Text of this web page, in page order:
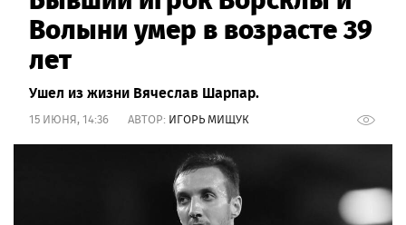
Волыни умер в возрасте 39
лет
Ушел из жизни Вячеслав Шарпар.
15 ИЮНЯ, 14:36 АВТОР: ИГОРЬ МИЩУК